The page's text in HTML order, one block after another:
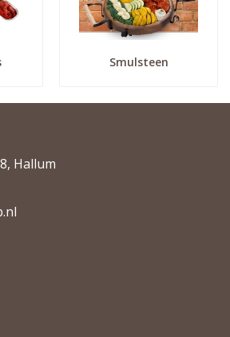
Smulsteen
Hallum